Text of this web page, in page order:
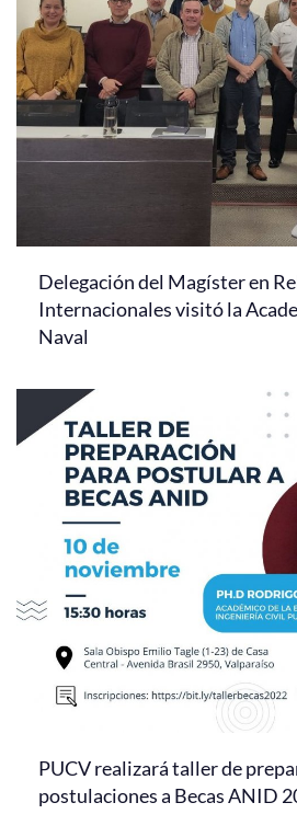
Delegación del Magíster en
Internacionales visitó la
Naval
PUCV realizará taller de
postulaciones a Becas ANID